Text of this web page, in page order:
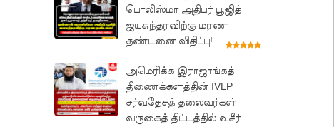
பொலிஸ்மா அதிபர் பூஜித்
ஜயசுந்தரவிற்கு மரண
தண்டனை விதிப்பு!
அமெரிக்க இராஜாங்கத்
திணைக்களத்தின் IVLP
சர்வதேசத் தலைவர்கள்
வருகைத் திட்டத்தில் வசீர்